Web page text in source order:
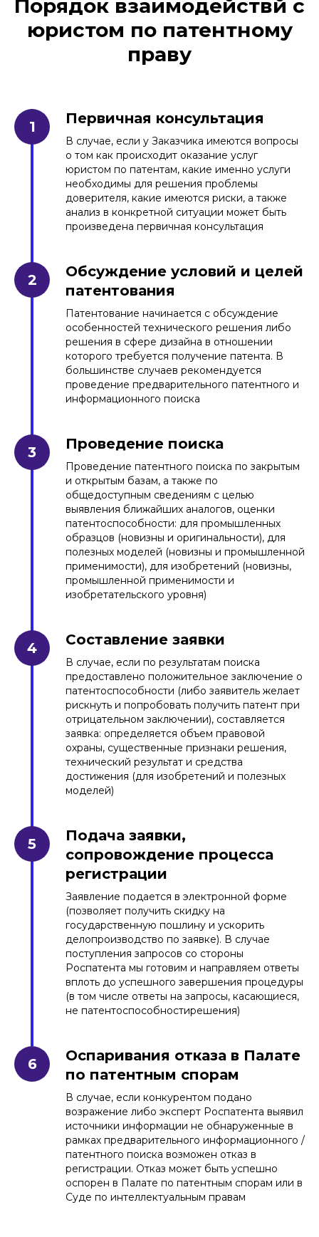
Порядок взаимодействй с
юристом по патентному
праву
Первичная консультация
В случае, если у Заказчика имеются вопросы
о том как происходит оказание услуг
юристом по патентам, какие именно услуги
необходимы для решения проблемы
доверителя, какие имеются риски, а также
анализ в конкретной ситуации может быть
произведена первичная консультация
Обсуждение условий и целей
патентования
Патентование начинается с обсуждение
особенностей технического решения либо
решения в сфере дизайна в отношении
которого требуется получение патента. В
большинстве случаев рекомендуется
проведение предварительного патентного и
информационного поиска
Проведение поиска
Проведение патентного поиска по закрытым
и открытым базам, а также по
общедоступным сведениям с целью
выявления ближайших аналогов, оценки
патентоспособности: для промышленных
образцов (новизны и оригинальности), для
полезных моделей (новизны и промышленной
применимости), для изобретений (новизны,
промышленной применимости и
изобретательского уровня)
Составление заявки
В случае, если по результатам поиска
предоставлено положительное заключение о
патентоспособности (либо заявитель желает
рискнуть и попробовать получить патент при
отрицательном заключении), составляется
заявка: определяется объем правовой
охраны, существенные признаки решения,
технический результат и средства
достижения (для изобретений и полезных
моделей)
Подача заявки,
сопровождение процесса
регистрации
Заявление подается в электронной форме
(позволяет получить скидку на
государственную пошлину и ускорить
делопроизводство по заявке). В случае
поступления запросов со стороны
Роспатента мы готовим и направляем ответы
вплоть до успешного завершения процедуры
(в том числе ответы на запросы, касающиеся,
не патентоспособностирешения)
Оспаривания отказа в Палате
по патентным спорам
В случае, если конкурентом подано
возражение либо эксперт Роспатента выявил
источники информации не обнаруженные в
рамках предварительного информационного /
патентного поиска возможен отказ в
регистрации. Отказ может быть успешно
оспорен в Палате по патентным спорам или в
Суде по интеллектуальным правам
Патент на фасадная панель
Патент на светильник
Читать больше
Установка светодиодная для
освещения травяного покрытия
спортивных сооружений
Читать больше